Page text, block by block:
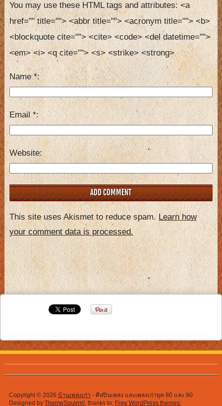
You may use these HTML tags and attributes: <a
href="" title=""> <abbr title=""> <acronym title=""> <b>
<blockquote cite=""> <cite> <code> <del datetime="">
<em> <i> <q cite=""> <s> <strike> <strong>
Name*
Email *
Website
This site uses Akismet to reduce spam.Learn how
your comment data is processed.
Copyright © 2026 บ้านเพลงเก่า - ศิลปินเพลง และเพลงเก่ายุค 80 และ 90
Designed by ThemeSquirrel , thanks to: Free WordPress themes,